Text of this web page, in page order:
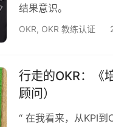
结果意识。
OKR, OKR 教练认证
行走的OKR：《
顾问）
“ 在我看来，从KPI